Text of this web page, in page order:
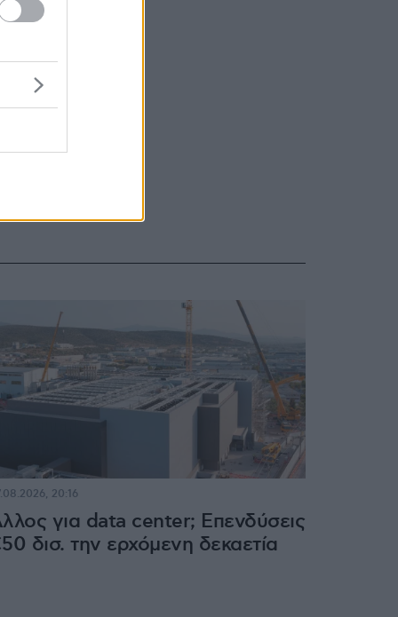
για data center; Επενδύσεις
δισ. την ερχόμενη δεκαετία
20:16